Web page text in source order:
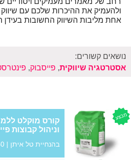
ולהעמיק את ההיכרות שלכם עם
אחת מליבות השיווק החשובות בעידן
נושאים קשורים:
אסטרטגיה שיווקית, פייסבוק,
מבצע
קורס מוקלט
וניהול קבוצות
בהנחיית טל איתן | 250 ש"ח (במקום 500 ש"ח)